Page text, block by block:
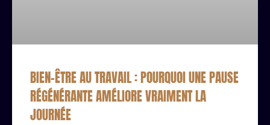
BIEN-ÊTRE AU TRAVAIL : POURQUOI UNE PAUSE
RÉGÉNÉRANTE AMÉLIORE VRAIMENT LA
JOURNÉE